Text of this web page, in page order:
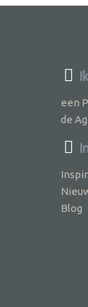
een
de
Blog